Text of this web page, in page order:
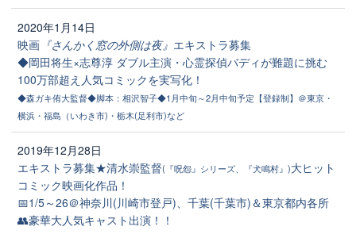
2020年1月14日
映画 『さんかく窓の外側は夜』 エキストラ募集
◆岡田将生×志尊淳 ダブル主演・心霊探偵バディが難題に挑む
100万部超え人気コミックを実写化！
◆森ガキ侑大監督◆脚本：相沢智子◆1月中旬～2月中旬予定【登録制】＠東京・
横浜・福島（いわき市)・栃木(足利市)など
2019年12月28日
エキストラ募集★清水崇監督(『呪怨』シリーズ、『犬鳴村』)大ヒット
コミック映画化作品！
📅1/5～26＠神奈川(川崎市登戸)、千葉(千葉市)＆東京都内各所
👥豪華大人気キャスト出演！！